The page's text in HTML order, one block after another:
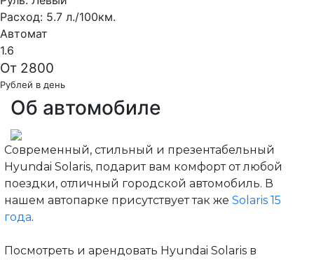
Расход: 5.7 л./100км.
Автомат
1.6
От 2800
Рублей в день
Об автомобиле
Современный, стильный и презентабельный
Hyundai Solaris, подарит вам комфорт от любой
поездки, отличный городской автомобиль. В
нашем автопарке присутствует так же Solaris 15
года.
Посмотреть и арендовать Hyundai Solaris в